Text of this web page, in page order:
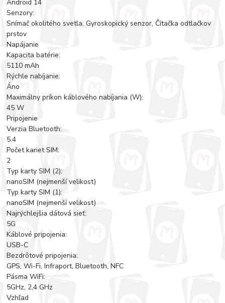
Android 14
Senzory:
Snímač okolitého svetla, Gyroskopický senzor, Čítačka odtlačkov
prstov
Napájanie
Kapacita batérie:
5110 mAh
Rýchle nabíjanie:
Áno
Maximálny príkon káblového nabíjania (W):
45 W
Pripojenie
Verzia Bluetooth:
5.4
Počet kariet SIM:
2
Typ karty SIM (2):
nanoSIM (nejmenší velikost)
Typ karty SIM (1):
nanoSIM (nejmenší velikost)
Najrýchlejšia dátová sieť:
5G
Káblové pripojenia:
USB-C
Bezdrôtové pripojenia:
GPS, Wi-Fi, Infraport, Bluetooth, NFC
Pásma WiFi:
5GHz, 2,4 GHz
Vzhľad